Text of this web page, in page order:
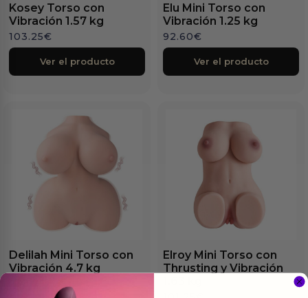
Kosey Torso con
Vibración 1.57 kg
103.25€
Ver el producto
Elu Mini Torso con
Vibración 1.25 kg
92.60€
Ver el producto
Delilah Mini Torso con
Vibración 4.7 kg
Elroy Mini Torso con
Thrusting y Vibración